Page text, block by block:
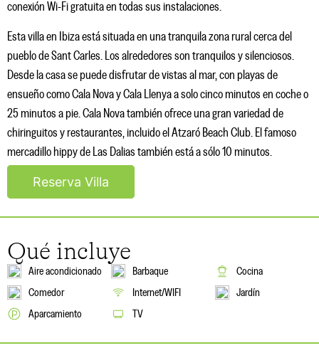
conexión Wi-Fi gratuita en todas sus instalaciones.
Esta villa en Ibiza está situada en una tranquila zona rural cerca del
pueblo de Sant Carles. Los alrededores son tranquilos y silenciosos.
Desde la casa se puede disfrutar de vistas al mar, con playas de
ensueño como Cala Nova y Cala Llenya a solo cinco minutos en coche o
25 minutos a pie. Cala Nova también ofrece una gran variedad de
chiringuitos y restaurantes, incluido el Atzaró Beach Club. El famoso
mercadillo hippy de Las Dalias también está a sólo 10 minutos.
Reserva Villa
Qué incluye
Aire acondicionado Barbaque
Cocina
Comedor
Internet/WIFI
Jardín
Aparcamiento
TV